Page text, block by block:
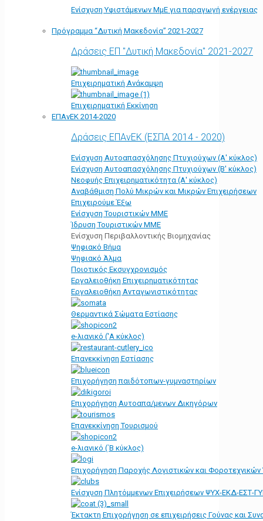
Ενίσχυση Υφιστάμενων ΜμΕ για παραγωγή ενέργειας
Πρόγραμμα “Δυτική Μακεδονία” 2021-2027
Δράσεις ΕΠ "Δυτική Μακεδονία" 2021-2027
Επιχειρηματική Ανάκαμψη
Επιχειρηματική Εκκίνηση
ΕΠΑνΕΚ 2014-2020
Δράσεις ΕΠΑνΕΚ (ΕΣΠΑ 2014 - 2020)
Ενίσχυση Αυτοαπασχόλησης Πτυχιούχων (Α' κύκλος)
Ενίσχυση Αυτοαπασχόλησης Πτυχιούχων (Β' κύκλος)
Νεοφυής Επιχειρηματικότητα (Α' κύκλος)
Αναβάθμιση Πολύ Μικρών και Μικρών Επιχειρήσεων
Επιχειρούμε Έξω
Ενίσχυση Τουριστικών ΜΜΕ
Ίδρυση Τουριστικών ΜΜΕ
Ενίσχυση Περιβαλλοντικής Βιομηχανίας
Ψηφιακό Βήμα
Ψηφιακό Άλμα
Ποιοτικός Εκσυγχρονισμός
Εργαλειοθήκη Eπιχειρηματικότητας
Εργαλειοθήκη Ανταγωνιστικότητας
Θερμαντικά Σώματα Εστίασης
e-λιανικό ('Α κύκλος)
Επανεκκίνηση Εστίασης
Επιχορήγηση παιδότοπων-γυμναστηρίων
Επιχορήγηση Αυτοαπα/μενων Δικηγόρων
Επανεκκίνηση Τουρισμού
e-λιανικό (΄Β κύκλος)
Επιχορήγηση Παροχής Λογιστικών και
Ενίσχυση Πλητόμμενων Επιχειρήσεων ΨΥΧ-ΕΚΔ-ΕΣΤ-
Έκτακτη Επιχορήγηση σε επιχειρήσεις Γούνας και